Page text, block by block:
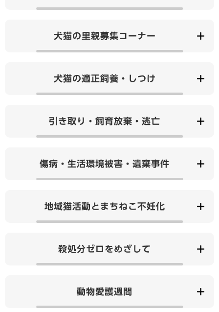
犬猫の里親募集コーナー
犬猫の適正飼養・しつけ
引き取り・飼育放棄・逃亡
傷病・生活環境被害・遺棄事件
地域猫活動とまちねこ不妊化
殺処分ゼロをめざして
動物愛護週間